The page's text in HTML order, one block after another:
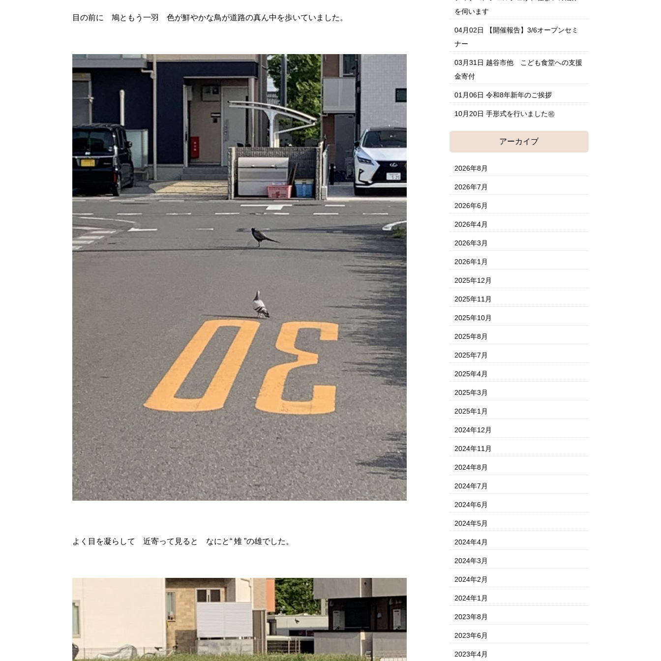
目の前に 鳩ともう一羽 色が鮮やかな鳥が道路の真ん中を歩いていました。
よく目を凝らして 近寄って見ると なにと“ 雉 ”の雄でした。
を伺います
04月02日
【開催報告】3/6オープンセミ
ナー
03月31日 越谷市他 こども食堂への支援
金寄付
01月06日 令和8年新年のご挨拶
10月20日 手形式を行いました㊗
アーカイブ
2026年8月
2026年7月
2026年6月
2026年4月
2026年3月
2026年1月
2025年12月
2025年11月
2025年10月
2025年8月
2025年7月
2025年4月
2025年3月
2025年1月
2024年12月
2024年11月
2024年8月
2024年7月
2024年6月
2024年5月
2024年4月
2024年3月
2024年2月
2024年1月
2023年8月
2023年6月
2023年4月